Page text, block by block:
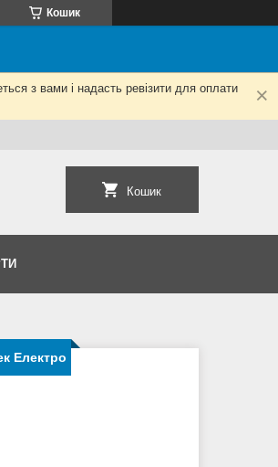
Кошик
з вами і надасть ревізити для оплати
Кошик
Електро